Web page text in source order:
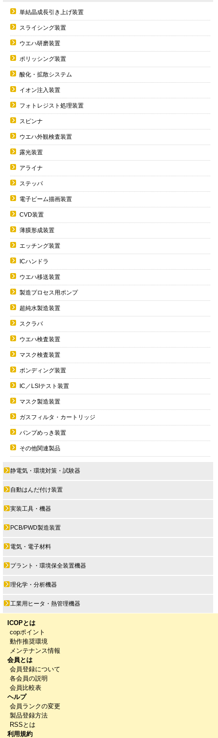
単結晶成長引き上げ装置
スライシング装置
ウエハ研磨装置
ポリッシング装置
酸化・拡散システム
イオン注入装置
フォトレジスト処理装置
スピンナ
ウエハ外観検査装置
露光装置
アライナ
ステッパ
電子ビーム描画装置
CVD装置
薄膜形成装置
エッチング装置
ICハンドラ
ウエハ移送装置
製造プロセス用ポンプ
超純水製造装置
スクラバ
ウエハ検査装置
マスク検査装置
ボンディング装置
IC／LSIテスト装置
マスク製造装置
ガスフィルタ・カートリッジ
バンプめっき装置
その他関連製品
静電気・環境対策・試験器
自動はんだ付け装置
実装工具・機器
PCB/PWD製造装置
電気・電子材料
プラント・環境保全装置機器
理化学・分析機器
工業用ヒータ・熱管理機器
ICOPとは
copポイント
動作推奨環境
メンテナンス情報
会員とは
会員登録について
各会員の説明
会員比較表
ヘルプ
会員ランクの変更
製品登録方法
RSSとは
利用規約